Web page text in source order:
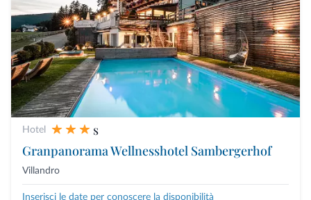
Hotel
s
Granpanorama Wellnesshotel Sambergerhof
Villandro
Inserisci le date per conoscere la disponibilità